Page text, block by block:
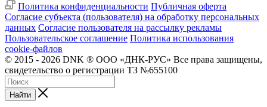
Политика конфиденциальности Публичная оферта
Согласие субъекта (пользователя) на обработку персональных
данных Согласие пользователя на рассылку рекламы
Пользовательское соглашение Политика использования
cookie-файлов
© 2015 - 2026 DNK ® ООО «ДНК-РУС» Все права защищены,
свидетельство о регистрации ТЗ №655100
Найти